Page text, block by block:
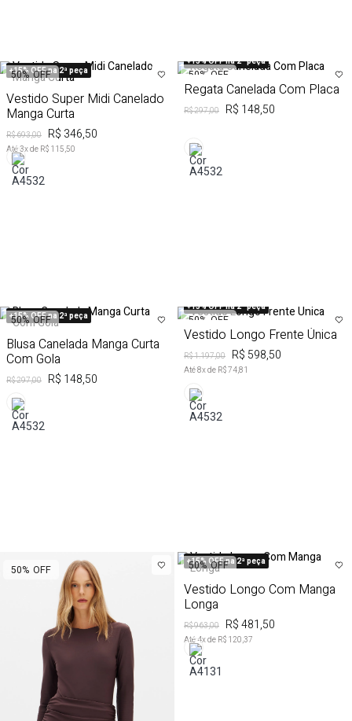
+15% OFF na 2ª peça
50% OFF
Vestido Super Midi Canelado
Manga Curta
R$ 693,00 R$ 346,50
Até3x de R$ 115,50
+15% OFF na 2ª peça
50% OFF
Regata Canelada Com Placa
R$ 297,00 R$ 148,50
+15% OFF na 2ª peça
50% OFF
Blusa Canelada Manga Curta
Com Gola
R$ 297,00 R$ 148,50
+15% OFF na 2ª peça
50% OFF
Vestido Longo Frente Única
R$ 1.197,00 R$ 598,50
Até8x de R$ 74,81
50% OFF
+15% OFF na 2ª peça
50% OFF
Vestido Longo Com Manga
Longa
R$ 963,00 R$ 481,50
Até4x de R$ 120,37